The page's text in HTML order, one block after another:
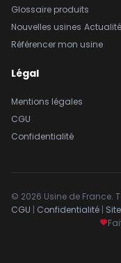
Glossaire produits
Nouvelles usines
Référencer mon usine
Légal
Mentions légales
CGU
Confidentialité
© 2026 Usine de France.
CGU | Confidentialité |